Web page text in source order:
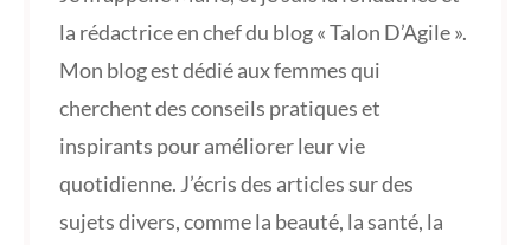
la rédactrice en chef du blog « Talon D’Agile ».
Mon blog est dédié aux femmes qui
cherchent des conseils pratiques et
inspirants pour améliorer leur vie
quotidienne. J’écris des articles sur des
sujets divers, comme la beauté, la santé, la